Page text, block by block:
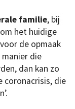
familie, bij
het huidige
de opmaak
die
dan kan zo
coronacrisis, die